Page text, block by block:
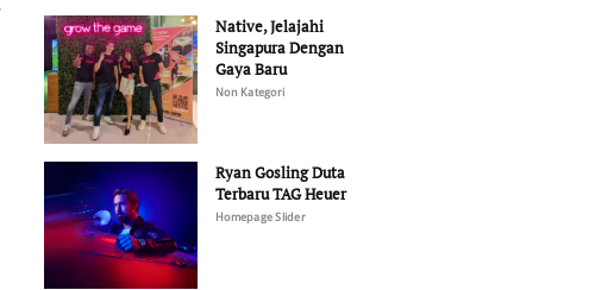
Native, Jelajahi
Singapura Dengan
Gaya Baru
Non Kategori
Ryan Gosling Duta
Terbaru TAG Heuer
Homepage Slider